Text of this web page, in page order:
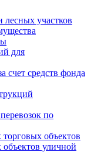
участков
для
счет средств фонда
по
объектов
уличной